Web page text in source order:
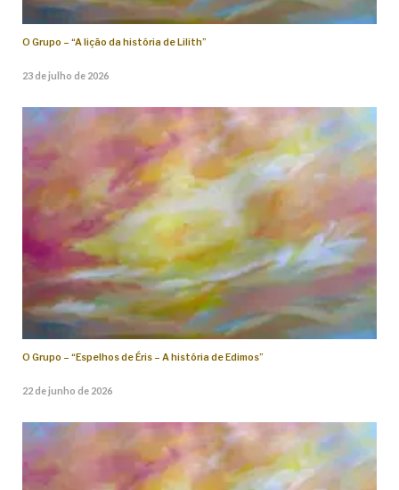
O Grupo – “A lição da história de Lilith”
23 de julho de 2026
O Grupo – “Espelhos de Éris – A história de Edimos”
22 de junho de 2026